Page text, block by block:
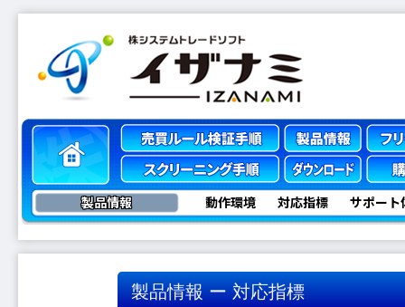
製品情報 動作環境 対応指標 サポート
製品情報 ー 対応指標